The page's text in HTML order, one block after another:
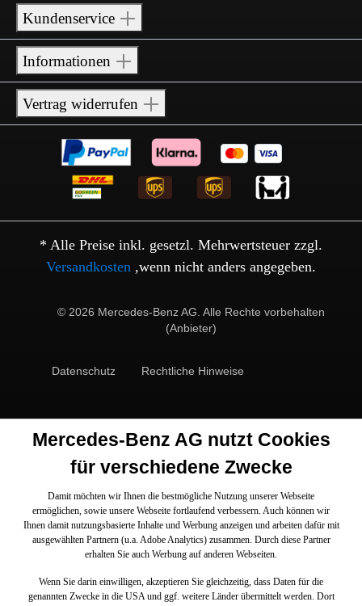
Kundenservice
Informationen
Vertrag widerrufen
* Alle Preise inkl. gesetzl. Mehrwertsteuer zzgl.
Versandkosten ,wenn nicht anders angegeben.
© 2026 Mercedes-Benz AG. Alle Rechte vorbehalten
(Anbieter)
Datenschutz Rechtliche Hinweise
Mercedes-Benz AG nutzt Cookies
für verschiedene Zwecke
Damit möchten wir Ihnen die bestmögliche Nutzung unserer Webseite
ermöglichen, sowie unsere Webseite fortlaufend verbessern. Auch können wir
Ihnen damit nutzungsbasierte Inhalte und Werbung anzeigen und arbeiten dafür mit
ausgewählten Partnern (u.a. Adobe Analytics) zusammen. Durch diese Partner
erhalten Sie auch Werbung auf anderen Webseiten.
Wenn Sie darin einwilligen, akzeptieren Sie gleichzeitig, dass Daten für die
genannten Zwecke in die USA und ggf. weitere Länder übermittelt werden. Dort